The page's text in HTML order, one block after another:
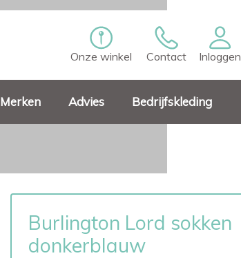
Onze winkel Contact Inloggen
Merken Advies Bedrijfskleding
Burlington Lord sokken
donkerblauw